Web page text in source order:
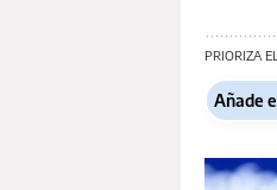
PRIORIZA
Añade